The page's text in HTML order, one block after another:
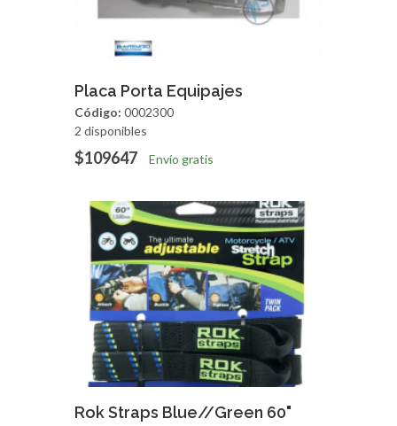
Agregar Vista Rapida
Placa Porta Equipajes
Código: 0002300
2 disponibles
$109647 Envío gratis
Agregar Vista Rapida
Rok Straps Blue//Green 60"